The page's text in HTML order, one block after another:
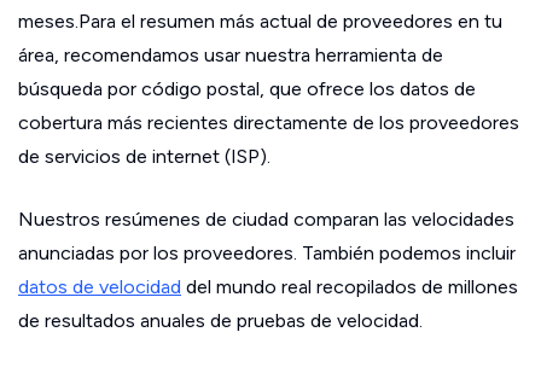
meses.Para el resumen más actual de proveedores en tu
área, recomendamos usar nuestra herramienta de
búsqueda por código postal, que ofrece los datos de
cobertura más recientes directamente de los proveedores
de servicios de internet (ISP).
Nuestros resúmenes de ciudad comparan las velocidades
anunciadas por los proveedores. También podemos incluir
datos de velocidad del mundo real recopilados de millones
de resultados anuales de pruebas de velocidad.